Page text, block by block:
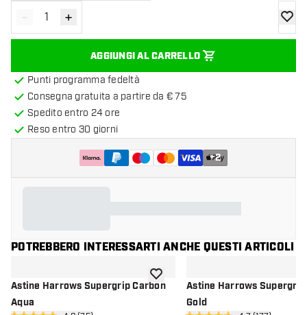
Diminuisci quantità
- Aumenta quantità
+
AGGIUNGI AL CARRELLO
Punti programma fedeltà
Consegna gratuita a partire da € 75
Spedito entro 24 ore
Reso entro 30 giorni
+2
POTREBBERO INTERESSARTI ANCHE QUESTI ARTICOLI
Astine Harrows Supergrip Carbon
Aqua
aggiungi alla lista dei desideri
Astine Harrows Supergrip
Gold